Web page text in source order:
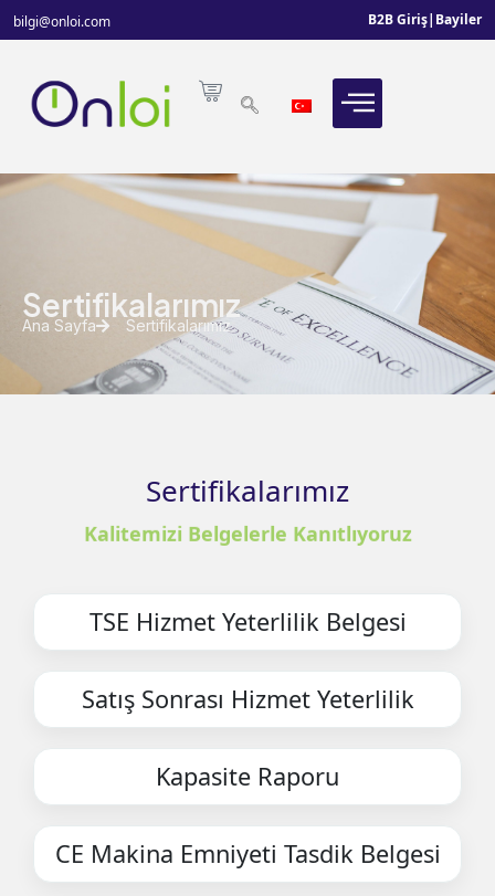
bilgi@onloi.com B2B Giriş| Bayiler
Sertifikalarımız
Ana Sayfa Sertifikalarımız
Sertifikalarımız
Kalitemizi Belgelerle Kanıtlıyoruz
TSE Hizmet Yeterlilik Belgesi​
Satış Sonrası Hizmet Yeterlilik
Kapasite Raporu
CE Makina Emniyeti Tasdik Belgesi